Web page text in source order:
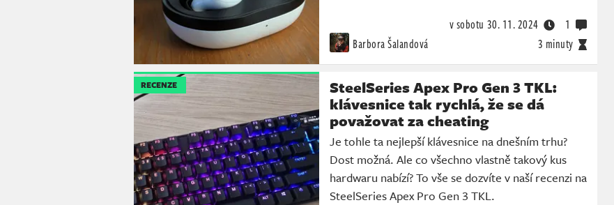
Barbora Šalandová 3 minuty
v sobotu 30. 11. 2024 1
RECENZE
SteelSeries Apex Pro Gen 3 TKL:
klávesnice tak rychlá, že se dá
považovat za cheating
Je tohle ta nejlepší klávesnice na dnešním trhu?
Dost možná. Ale co všechno vlastně takový kus
hardwaru nabízí? To vše se dozvíte v naší recenzi na
SteelSeries Apex Pro Gen 3 TKL.